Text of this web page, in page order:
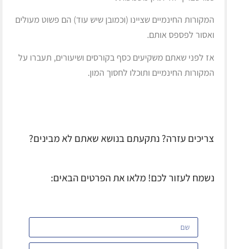
המקורות החינמיים שציינו (וכמובן שיש עוד) הם פשוט מעולים
ואסור לפספס אותם.
אז לפני שאתם משקיעים כסף בקורסים ושיעורים, תעברו על
המקורות החינמיים ותוכלו לחסוך המון.
צריכים עזרה? נתקעתם בנושא שאתם לא מבינים?
נשמח לעזור לכם! מלאו את הפרטים הבאים: